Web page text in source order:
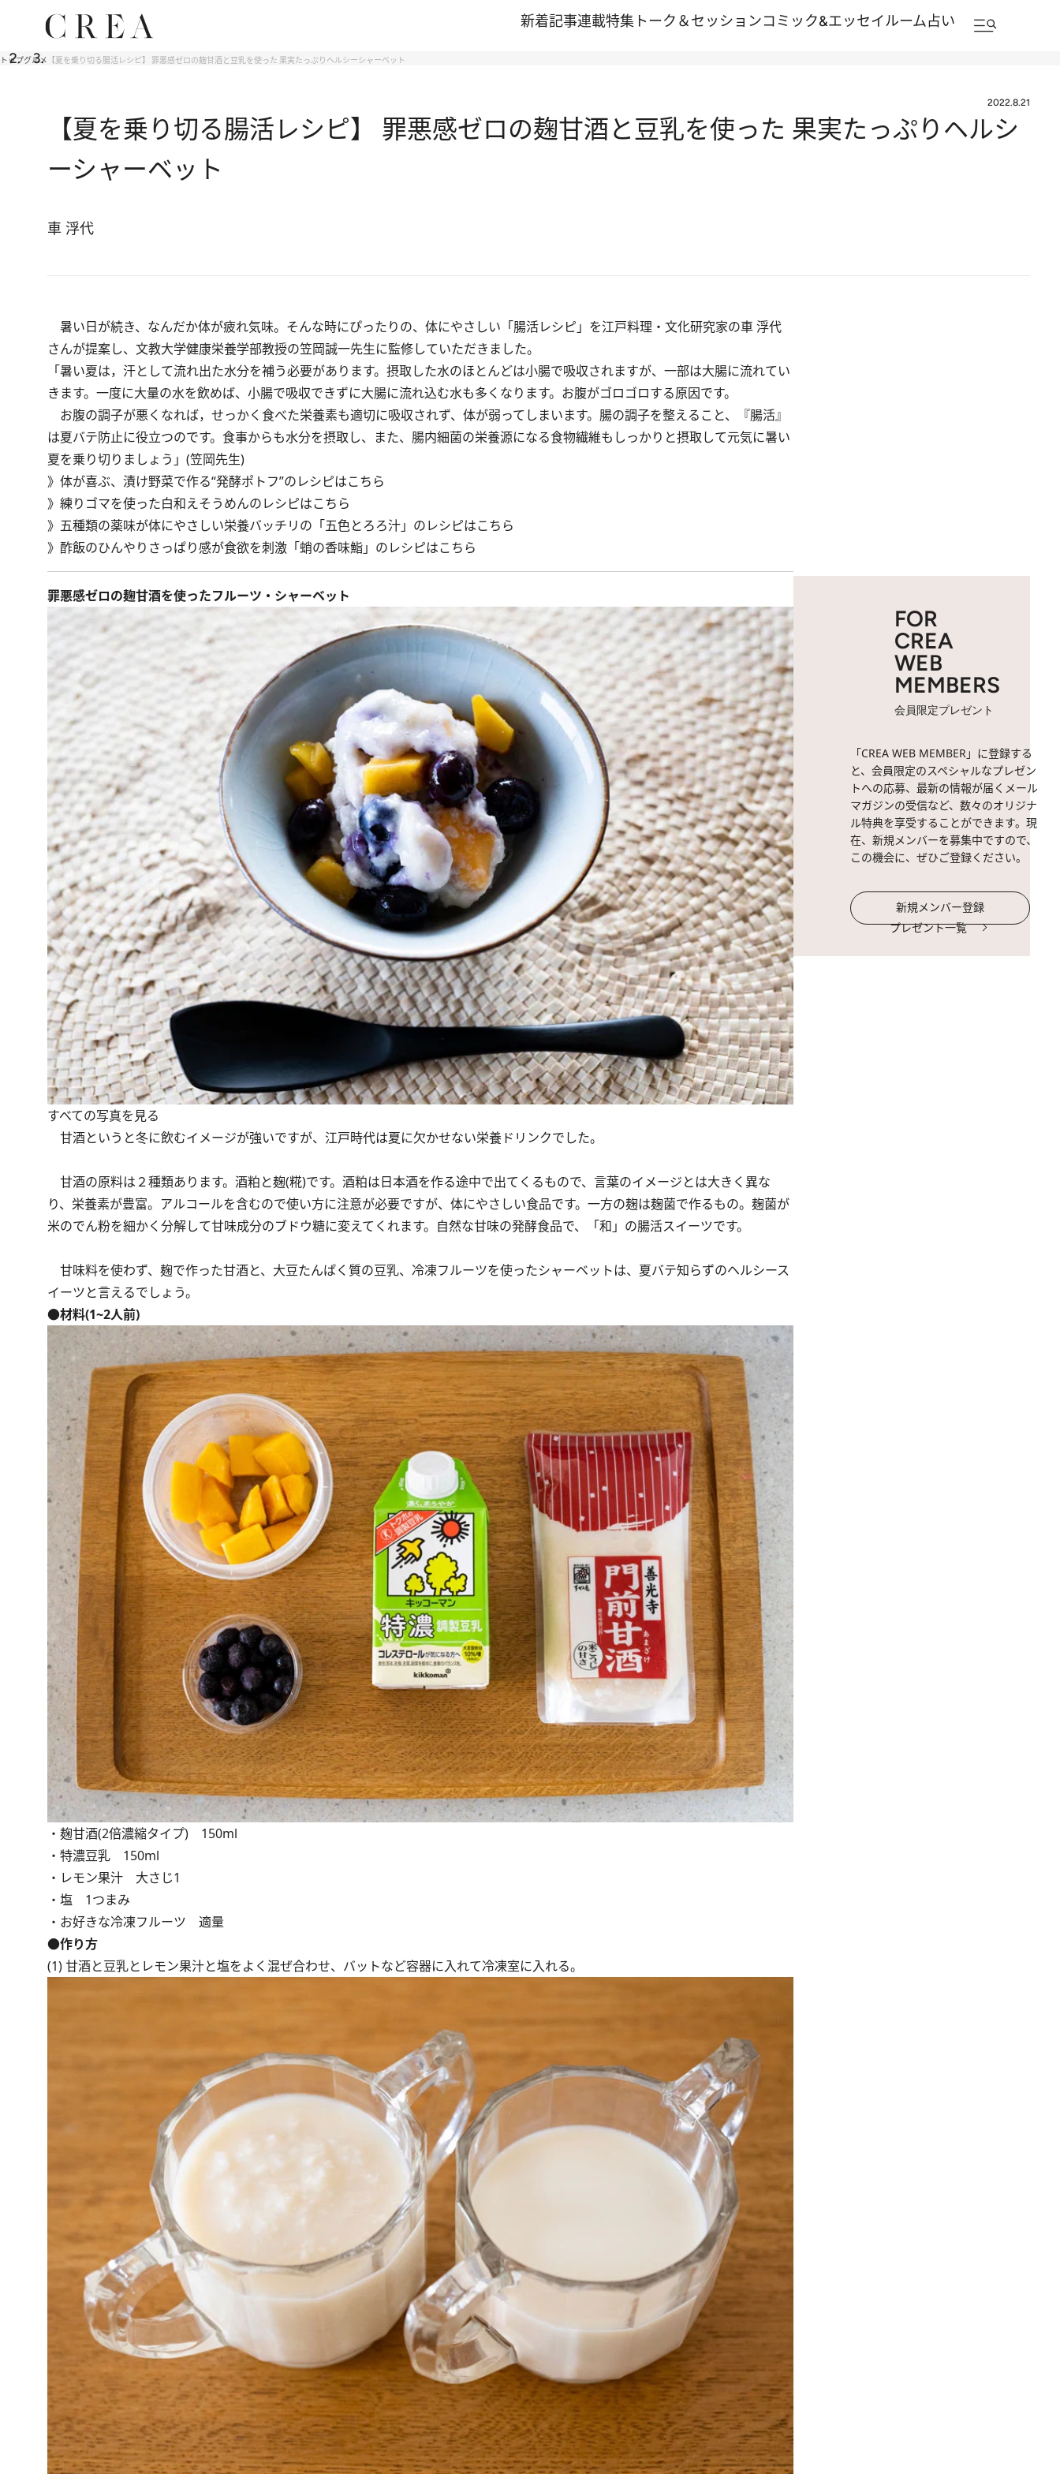
新着記事連載特集 トーク＆セッションコミック&エッセイルーム占い
トップグルメ 【夏を乗り切る腸活レシピ】 罪悪感ゼロの麹甘酒と豆乳を使った 果実たっぷりヘルシーシャーベット
2022.8.21
【夏を乗り切る腸活レシピ】 罪悪感ゼロの麹甘酒と豆乳を使った 果実たっぷりヘルシ
ーシャーベット
車 浮代
暑い日が続き、なんだか体が疲れ気味。そんな時にぴったりの、体にやさしい「腸活レシピ」を江戸料理・文化研究家の車 浮代
さんが提案し、文教大学健康栄養学部教授の笠岡誠一先生に監修していただきました。
「暑い夏は，汗として流れ出た水分を補う必要があります。摂取した水のほとんどは小腸で吸収されますが、一部は大腸に流れてい
きます。一度に大量の水を飲めば、小腸で吸収できずに大腸に流れ込む水も多くなります。お腹がゴロゴロする原因です。
お腹の調子が悪くなれば，せっかく食べた栄養素も適切に吸収されず、体が弱ってしまいます。腸の調子を整えること、『腸活』
は夏バテ防止に役立つのです。食事からも水分を摂取し、また、腸内細菌の栄養源になる食物繊維もしっかりと摂取して元気に暑い
夏を乗り切りましょう」(笠岡先生)
》体が喜ぶ、漬け野菜で作る“発酵ポトフ”のレシピはこちら
》練りゴマを使った白和えそうめんのレシピはこちら
》五種類の薬味が体にやさしい栄養バッチリの「五色とろろ汁」のレシピはこちら
》酢飯のひんやりさっぱり感が食欲を刺激「蛸の香味鮨」のレシピはこちら
罪悪感ゼロの麹甘酒を使ったフルーツ・シャーベット
すべての写真を見る
甘酒というと冬に飲むイメージが強いですが、江戸時代は夏に欠かせない栄養ドリンクでした。
甘酒の原料は２種類あります。酒粕と麹(糀)です。酒粕は日本酒を作る途中で出てくるもので、言葉のイメージとは大きく異な
り、栄養素が豊富。アルコールを含むので使い方に注意が必要ですが、体にやさしい食品です。一方の麹は麹菌で作るもの。麹菌が
米のでん粉を細かく分解して甘味成分のブドウ糖に変えてくれます。自然な甘味の発酵食品で、「和」の腸活スイーツです。
甘味料を使わず、麹で作った甘酒と、大豆たんぱく質の豆乳、冷凍フルーツを使ったシャーベットは、夏バテ知らずのヘルシース
イーツと言えるでしょう。
●材料(1~2人前)
・麹甘酒(2倍濃縮タイプ) 150ml
・特濃豆乳 150ml
・レモン果汁 大さじ1
・塩 1つまみ
・お好きな冷凍フルーツ 適量
●作り方
(1) 甘酒と豆乳とレモン果汁と塩をよく混ぜ合わせ、バットなど容器に入れて冷凍室に入れる。
FOR
CREA
WEB
MEMBERS
会員限定プレゼント
「CREA WEB MEMBER」に登録する
と、会員限定のスペシャルなプレゼン
トへの応募、最新の情報が届くメール
マガジンの受信など、数々のオリジナ
ル特典を享受することができます。現
在、新規メンバーを募集中ですので、
この機会に、ぜひご登録ください。
新規メンバー登録
プレゼント一覧